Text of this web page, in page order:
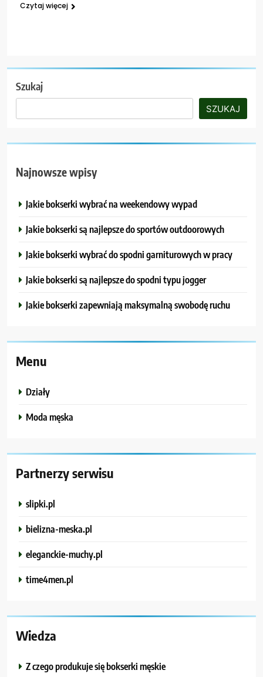
Czytaj więcej
Szukaj
SZUKAJ
Najnowsze wpisy
Jakie bokserki wybrać na weekendowy wypad
Jakie bokserki są najlepsze do sportów outdoorowych
Jakie bokserki wybrać do spodni garniturowych w pracy
Jakie bokserki są najlepsze do spodni typu jogger
Jakie bokserki zapewniają maksymalną swobodę ruchu
Menu
Działy
Moda męska
Partnerzy serwisu
slipki.pl
bielizna-meska.pl
eleganckie-muchy.pl
time4men.pl
Wiedza
Z czego produkuje się bokserki męskie